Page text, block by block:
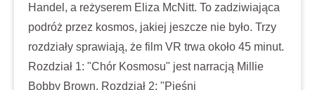
Handel, a reżyserem Eliza McNitt. To zadziwiająca
podróż przez kosmos, jakiej jeszcze nie było. Trzy
rozdziały sprawiają, że film VR trwa około 45 minut.
Rozdział 1: "Chór Kosmosu" jest narracją Millie
Bobby Brown, Rozdział 2: "Pieśni